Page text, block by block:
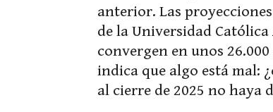
anterior. Las
de la Universidad
convergen en unos
indica que algo está mal:
al cierre de 2025 no haya